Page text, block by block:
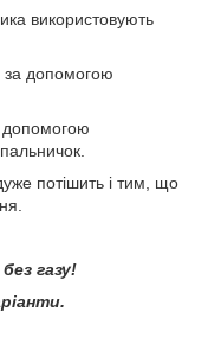
використовують
за допомогою
допомогою
потішить і тим, що
газу!